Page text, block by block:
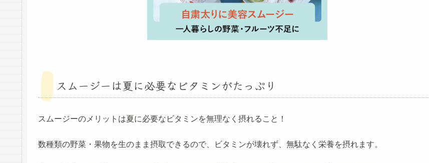
スムージーは夏に必要なビタミンがたっぷり
スムージーのメリットは夏に必要なビタミンを無理なく摂れること！
数種類の野菜・果物を生のまま摂取できるので、ビタミンが壊れず、無駄なく栄養を摂れます。